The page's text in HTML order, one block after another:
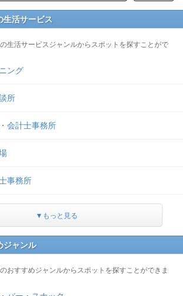
生活サービス
生活サービスジャンルからスポットを探すことがで
ング
所
会計士事務所
事務所
▼もっと見る
ジャンル
おすすめジャンルからスポットを探すことができま